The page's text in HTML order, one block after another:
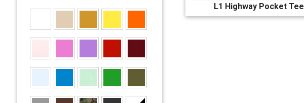
L1 Highway Pocket Tee